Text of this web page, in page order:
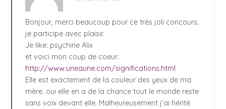
Bonjour, merci beaucoup pour ce très joli concours,
je participe avec plaisir.
Je like: psychine Alix
et voici mon coup de coeur:
http://www.uneaune.com/significations.html
Elle est exactement de la couleur des yeux de ma
mère. oui elle en a de la chance tout le monde reste
sans voix devant elle. Malheureusement j’ai hérité